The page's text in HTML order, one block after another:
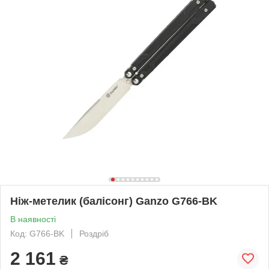
Нiж-метелик (балiсонг) Ganzo G766-BK
В наявності
Код: G766-BK
Роздріб
2 161 ₴